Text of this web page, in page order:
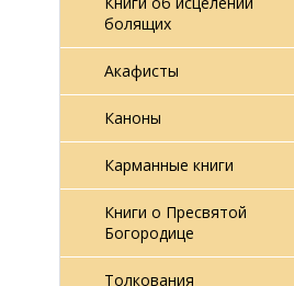
болящих
Акафисты
Каноны
Карманные книги
Книги о Пресвятой
Богородице
Толкования